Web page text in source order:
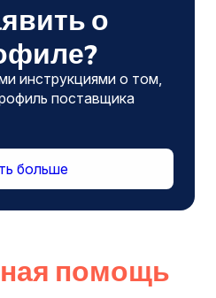
о
инструкциями о том,
поставщика
больше
помощь